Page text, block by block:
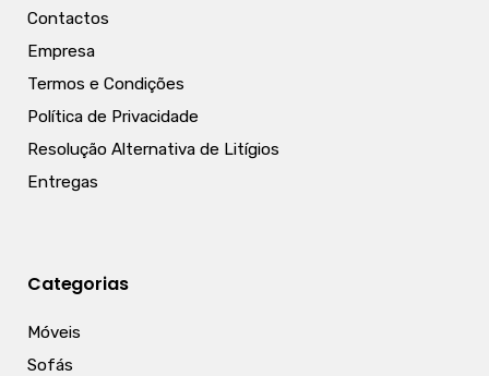
Contactos
Empresa
Termos e Condições
Política de Privacidade
Resolução Alternativa de Litígios
Entregas
Categorias
Móveis
Sofás